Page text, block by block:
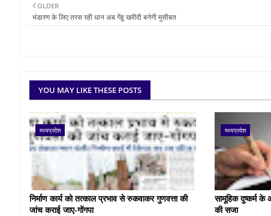
OLDER
भंडारण के लिए तरस रही धान अब गेंहू खरीदी बनेगी मुसीबत
YOU MAY LIKE THESE POSTS
मध्यप्रदेश
निर्माण कार्य को तत्काल प्रभाव से रुकवाकर गुणवत्ता की
जांच कराई जाए-गोंगपा
मध्यप्रदेश
सामूहिक दुष्कर्म के
की सजा